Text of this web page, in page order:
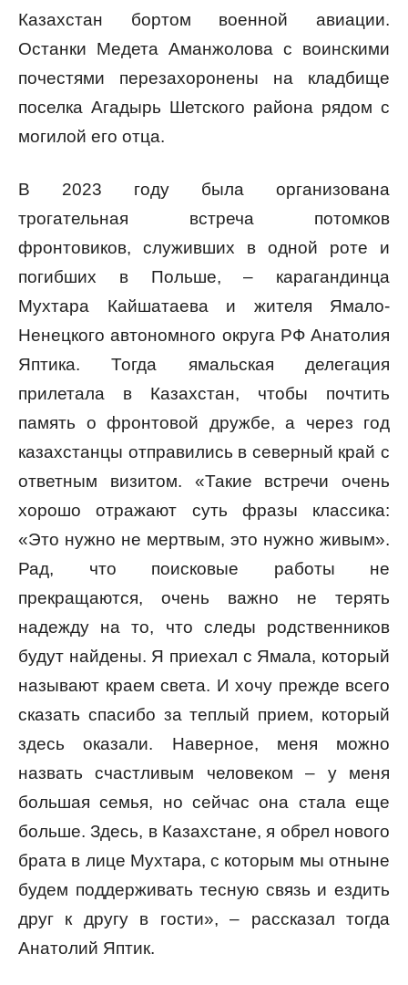
Казахстан бортом военной авиации.
Останки Медета Аманжолова с воинскими
почестями перезахоронены на кладбище
поселка Агадырь Шетского района рядом с
могилой его отца.
В 2023 году была организована
трогательная встреча потомков
фронтовиков, служивших в одной роте и
погибших в Польше, – карагандинца
Мухтара Кайшатаева и жителя Ямало-
Ненецкого автономного округа РФ Анатолия
Яптика. Тогда ямальская делегация
прилетала в Казахстан, чтобы почтить
память о фронтовой дружбе, а через год
казахстанцы отправились в северный край с
ответным визитом. «Такие встречи очень
хорошо отражают суть фразы классика:
«Это нужно не мертвым, это нужно живым».
Рад, что поисковые работы не
прекращаются, очень важно не терять
надежду на то, что следы родственников
будут найдены. Я приехал с Ямала, который
называют краем света. И хочу прежде всего
сказать спасибо за теплый прием, который
здесь оказали. Наверное, меня можно
назвать счастливым человеком – у меня
большая семья, но сейчас она стала еще
больше. Здесь, в Казахстане, я обрел нового
брата в лице Мухтара, с которым мы отныне
будем поддерживать тесную связь и ездить
друг к другу в гости», – рассказал тогда
Анатолий Яптик.